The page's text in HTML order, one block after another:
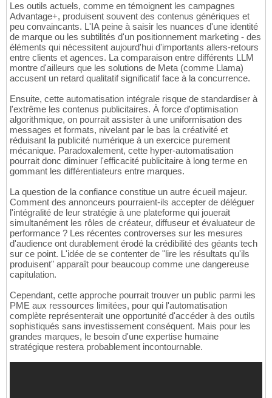
Les outils actuels, comme en témoignent les campagnes
Advantage+, produisent souvent des contenus génériques et
peu convaincants. L'IA peine à saisir les nuances d'une identité
de marque ou les subtilités d'un positionnement marketing - des
éléments qui nécessitent aujourd'hui d'importants allers-retours
entre clients et agences. La comparaison entre différents LLM
montre d'ailleurs que les solutions de Meta (comme Llama)
accusent un retard qualitatif significatif face à la concurrence.
Ensuite, cette automatisation intégrale risque de standardiser à
l'extrême les contenus publicitaires. À force d'optimisation
algorithmique, on pourrait assister à une uniformisation des
messages et formats, nivelant par le bas la créativité et
réduisant la publicité numérique à un exercice purement
mécanique. Paradoxalement, cette hyper-automatisation
pourrait donc diminuer l'efficacité publicitaire à long terme en
gommant les différentiateurs entre marques.
La question de la confiance constitue un autre écueil majeur.
Comment des annonceurs pourraient-ils accepter de déléguer
l'intégralité de leur stratégie à une plateforme qui jouerait
simultanément les rôles de créateur, diffuseur et évaluateur de
performance ? Les récentes controverses sur les mesures
d'audience ont durablement érodé la crédibilité des géants tech
sur ce point. L'idée de se contenter de "lire les résultats qu'ils
produisent" apparaît pour beaucoup comme une dangereuse
capitulation.
Cependant, cette approche pourrait trouver un public parmi les
PME aux ressources limitées, pour qui l'automatisation
complète représenterait une opportunité d'accéder à des outils
sophistiqués sans investissement conséquent. Mais pour les
grandes marques, le besoin d'une expertise humaine
stratégique restera probablement incontournable.